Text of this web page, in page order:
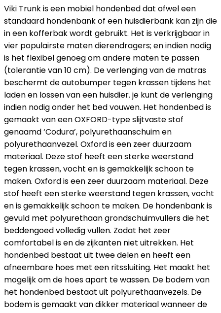
Viki Trunk is een mobiel hondenbed dat ofwel een
standaard hondenbank of een huisdierbank kan zijn die
in een kofferbak wordt gebruikt. Het is verkrijgbaar in
vier populairste maten dierendragers; en indien nodig
is het flexibel genoeg om andere maten te passen
(tolerantie van 10 cm). De verlenging van de matras
beschermt de autobumper tegen krassen tijdens het
laden en lossen van een huisdier. je kunt de verlenging
indien nodig onder het bed vouwen. Het hondenbed is
gemaakt van een OXFORD-type slijtvaste stof
genaamd ‘Codura’, polyurethaanschuim en
polyurethaanvezel. Oxford is een zeer duurzaam
materiaal. Deze stof heeft een sterke weerstand
tegen krassen, vocht en is gemakkelijk schoon te
maken. Oxford is een zeer duurzaam materiaal. Deze
stof heeft een sterke weerstand tegen krassen, vocht
en is gemakkelijk schoon te maken. De hondenbank is
gevuld met polyurethaan grondschuimvullers die het
beddengoed volledig vullen. Zodat het zeer
comfortabel is en de zijkanten niet uitrekken. Het
hondenbed bestaat uit twee delen en heeft een
afneembare hoes met een ritssluiting. Het maakt het
mogelijk om de hoes apart te wassen. De bodem van
het hondenbed bestaat uit polyurethaanvezels. De
bodem is gemaakt van dikker materiaal wanneer de